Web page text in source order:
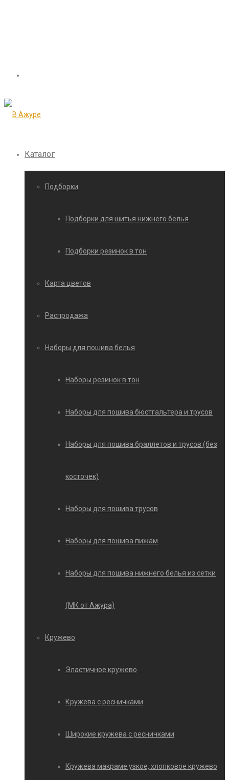
Каталог
Подборки
Подборки для шитья нижнего белья
Подборки резинок в тон
Карта цветов
Распродажа
Наборы для пошива белья
Наборы резинок в тон
Наборы для пошива бюстгальтера и трусов
Наборы для пошива браллетов и трусов (без
косточек)
Наборы для пошива трусов
Наборы для пошива пижам
Наборы для пошива нижнего белья из сетки
(МК от Ажура)
Кружево
Эластичное кружево
Кружева с ресничками
Широкие кружева с ресничками
Кружева макраме узкое, хлопковое кружево